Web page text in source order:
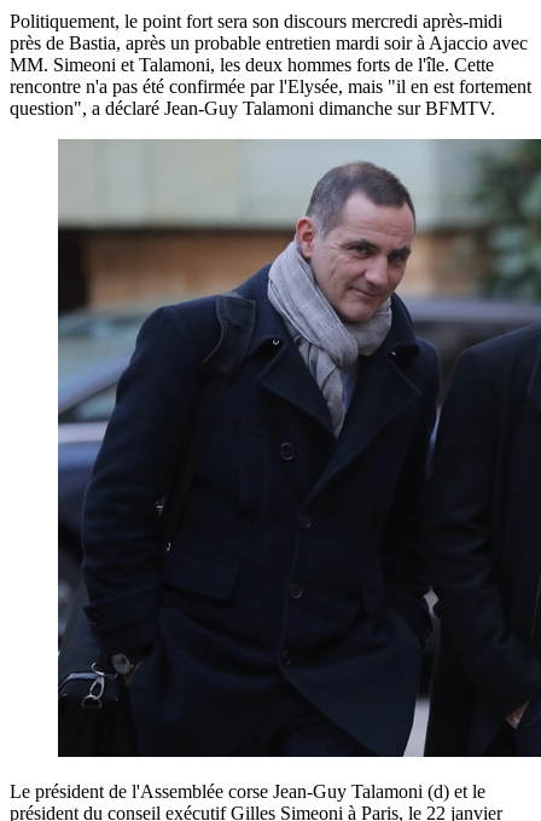
Politiquement, le point fort sera son discours mercredi après-midi
près de Bastia, après un probable entretien mardi soir à Ajaccio avec
MM. Simeoni et Talamoni, les deux hommes forts de l'île. Cette
rencontre n'a pas été confirmée par l'Elysée, mais "il en est fortement
question", a déclaré Jean-Guy Talamoni dimanche sur BFMTV.
Le président de l'Assemblée corse Jean-Guy Talamoni (d) et le
président du conseil exécutif Gilles Simeoni à Paris, le 22 janvier